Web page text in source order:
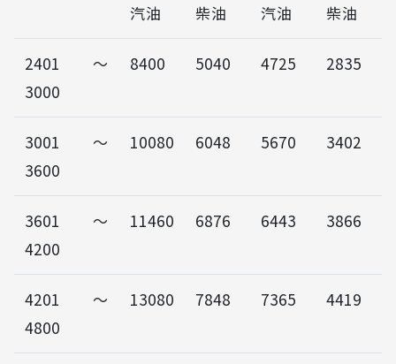
汽油 柴油 汽油 柴油
2401～
3000
8400 5040 4725 2835
3001～
3600
10080 6048 5670 3402
3601～
4200
11460 6876 6443 3866
4201～
4800
13080 7848 7365 4419